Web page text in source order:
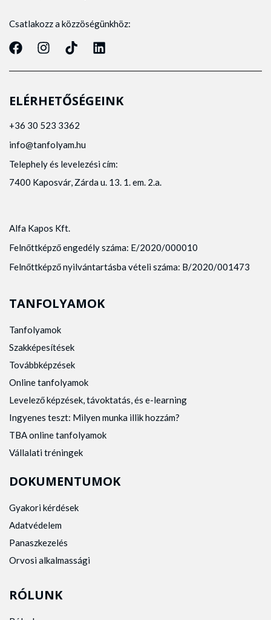
Csatlakozz a közzöségünkhöz:
ELÉRHETŐSÉGEINK
+36 30 523 3362
info@tanfolyam.hu
Telephely és levelezési cím:
7400 Kaposvár, Zárda u. 13. 1. em. 2.a.
Alfa Kapos Kft.
Felnőttképző engedély száma: E/2020/000010
Felnőttképző nyilvántartásba vételi száma: B/2020/001473
TANFOLYAMOK
Tanfolyamok
Szakképesítések
Továbbképzések
Online tanfolyamok
Levelező képzések, távoktatás, és e-learning
Ingyenes teszt: Milyen munka illik hozzám?
TBA online tanfolyamok
Vállalati tréningek
DOKUMENTUMOK
Gyakori kérdések
Adatvédelem
Panaszkezelés
Orvosi alkalmassági
RÓLUNK